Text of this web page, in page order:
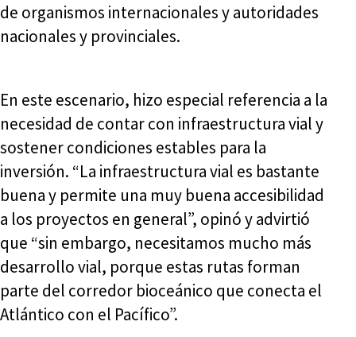
de organismos internacionales y autoridades
nacionales y provinciales.
En este escenario, hizo especial referencia a la
necesidad de contar con infraestructura vial y
sostener condiciones estables para la
inversión. “La infraestructura vial es bastante
buena y permite una muy buena accesibilidad
a los proyectos en general”, opinó y advirtió
que “sin embargo, necesitamos mucho más
desarrollo vial, porque estas rutas forman
parte del corredor bioceánico que conecta el
Atlántico con el Pacífico”.